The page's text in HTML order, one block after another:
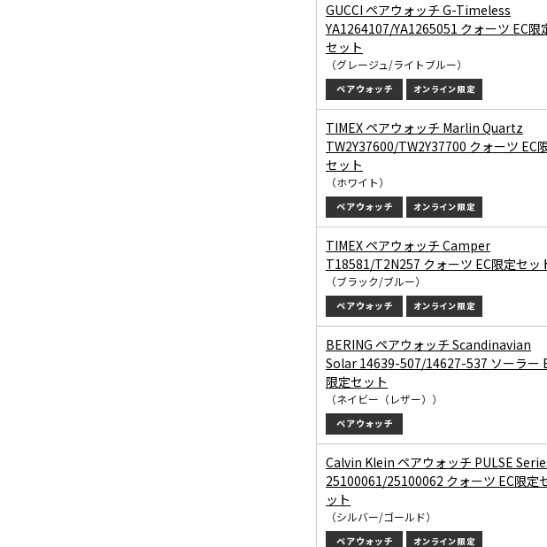
GUCCI ペアウォッチ G-Timeless
YA1264107/YA1265051 クォーツ EC限
セット
（グレージュ/ライトブルー）
TIMEX ペアウォッチ Marlin Quartz
TW2Y37600/TW2Y37700 クォーツ EC
セット
（ホワイト）
TIMEX ペアウォッチ Camper
T18581/T2N257 クォーツ EC限定セッ
（ブラック/ブルー）
BERING ペアウォッチ Scandinavian
Solar 14639-507/14627-537 ソーラー
限定セット
（ネイビー（レザー））
Calvin Klein ペアウォッチ PULSE
25100061/25100062 クォーツ EC限定
ット
（シルバー/ゴールド）